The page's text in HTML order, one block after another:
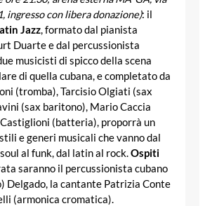
ingresso con libera donazione): il
Jazz, formato dal pianista
Duarte e dal percussionista
musicisti di spicco della scena
di quella cubana, e completato da
(tromba), Tarcisio Olgiati (sax
(sax baritono), Mario Caccia
(batteria), proporrà un
e generi musicali che vanno dal
al funk, dal latin al rock.Ospiti
saranno il percussionista cubano
Delgado, la cantante Patrizia Conte
(armonica cromatica).